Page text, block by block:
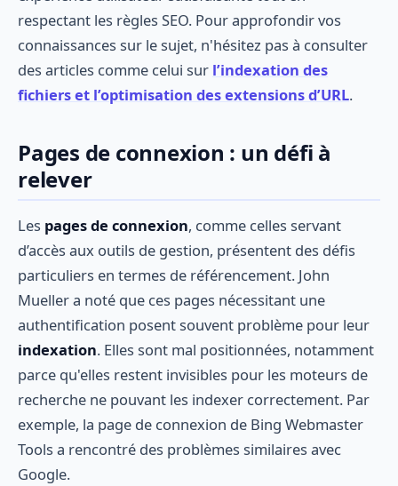
respectant les règles SEO. Pour approfondir vos
connaissances sur le sujet, n'hésitez pas à consulter
des articles comme celui sur l’indexation des
fichiers et l’optimisation des extensions d’URL.
Pages de connexion : un défi à
relever
Les pages de connexion, comme celles servant
d’accès aux outils de gestion, présentent des défis
particuliers en termes de référencement. John
Mueller a noté que ces pages nécessitant une
authentification posent souvent problème pour leur
indexation. Elles sont mal positionnées, notamment
parce qu'elles restent invisibles pour les moteurs de
recherche ne pouvant les indexer correctement. Par
exemple, la page de connexion de Bing Webmaster
Tools a rencontré des problèmes similaires avec
Google.